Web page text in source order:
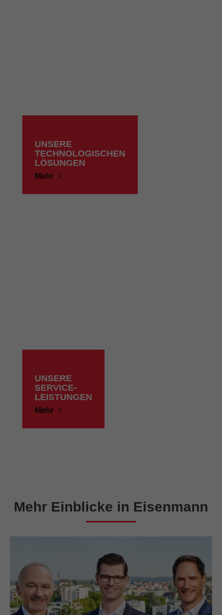
UNSERE
TECHNOLOGISCHEN
LÖSUNGEN
Mehr
UNSERE
SERVICE-
LEISTUNGEN
Mehr
Mehr Einblicke in Eisenmann